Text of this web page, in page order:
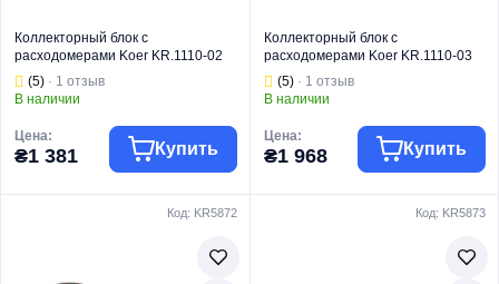
Коллекторный блок с
расходомерами Koer KR.1110-02
1”x2 ways (KR2639)
(5) · 1 отзыв
В наличии
Цена:
₴1 381 Купить
радиаторной
Коллекторный блок с
расходомерами Koer KR.1110-03
1”x3 ways (KR2640)
(5)· 1 отзыв
В наличии
Цена:
₴1 968 Купить
радиаторной
Код: KR5872 Код: KR5873